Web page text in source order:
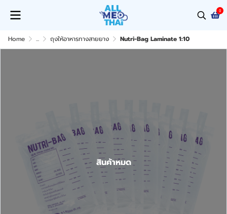
0
Home ... ถุงให้อาหารทางสายยาง Nutri-Bag Laminate 1:10
สินค้าหมด